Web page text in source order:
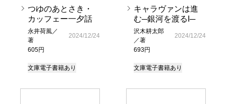
つゆのあとさき・
カッフェー一夕話
永井荷風／
著
605円
2024/12/24
文庫電子書籍あり
キャラヴァンは進
む─銀河を渡るI─
沢木耕太郎
／著
693円
2024/12/24
文庫電子書籍あり